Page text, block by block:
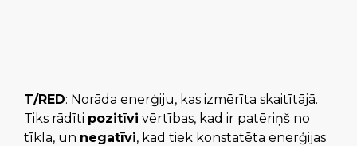
T/RED: Norāda enerģiju, kas izmērīta skaitītājā.
Tiks rādīti pozitīvi vērtības, kad ir patēriņš no
tīkla, un negatīvi, kad tiek konstatēta enerģijas